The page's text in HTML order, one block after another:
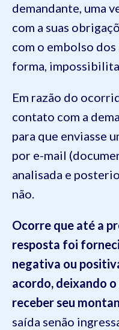
demandante, uma
com a suas obrigaç
com o embolso
forma,
Em razão do
contato com a
para que enviasse
por e-mail
analisada e
não.
Ocorre que até a
resposta foi
negativa ou
acordo, deixando o
receber seu
saída senão